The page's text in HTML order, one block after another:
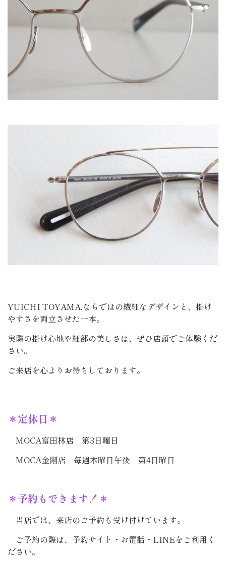
YUICHI TOYAMA.ならではの繊細なデザインと、掛け
やすさを両立させた一本。
実際の掛け心地や細部の美しさは、ぜひ店頭でご体験くだ
さい。
ご来店を心よりお待ちしております。
＊定休日＊
MOCA富田林店 第3日曜日
MOCA金剛店 毎週木曜日午後 第4日曜日
＊予約もできます！＊
当店では、来店のご予約も受け付けています。
ご予約の際は、予約サイト・お電話・LINEをご利用く
ださい。